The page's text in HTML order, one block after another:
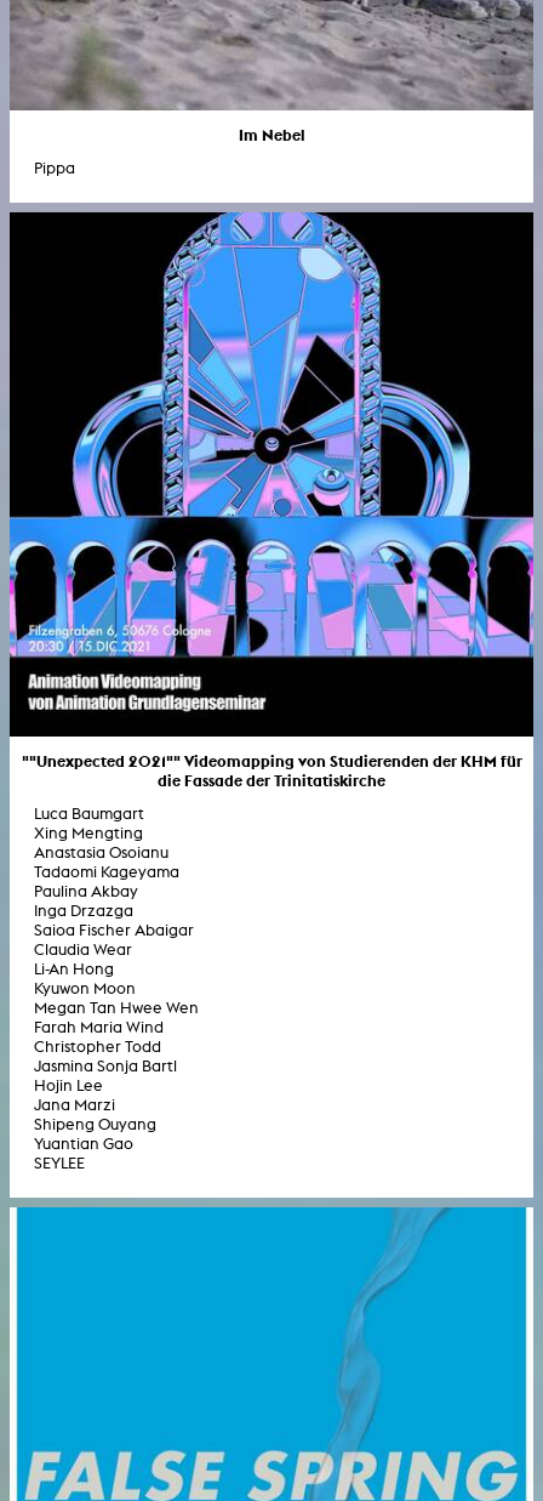
Im Nebel
Pippa
""Unexpected 2021"" Videomapping von Studierenden der KHM für
die Fassade der Trinitatiskirche
Luca Baumgart
Xing Mengting
Anastasia Osoianu
Tadaomi Kageyama
Paulina Akbay
Inga Drzazga
Saioa Fischer Abaigar
Claudia Wear
Li-An Hong
Kyuwon Moon
Megan Tan Hwee Wen
Farah Maria Wind
Christopher Todd
Jasmina Sonja Bartl
Hojin Lee
Jana Marzi
Shipeng Ouyang
Yuantian Gao
SEYLEE